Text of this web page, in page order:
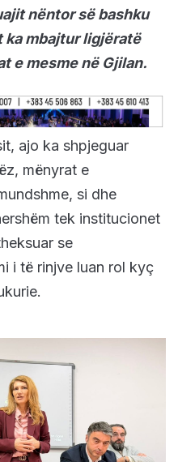
nëntor së bashku
mbajtur ligjëratë
e mesme në Gjilan.
ajo ka shpjeguar
mënyrat e
si dhe
tek institucionet
se
i të rinjve luan rol kyç